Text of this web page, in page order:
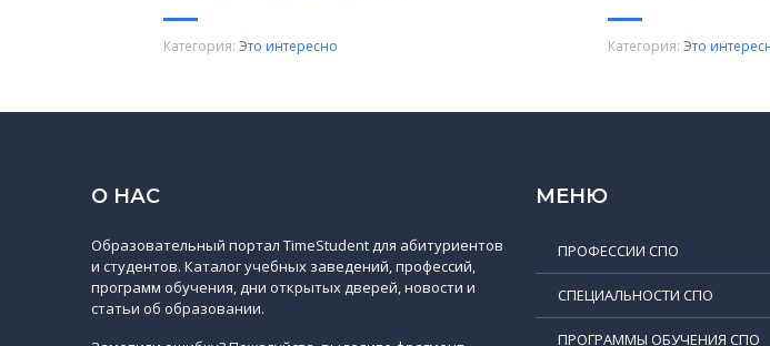
Категория: Это интересно Категория: Это
О НАС
Образовательный портал TimeStudent для абитуриентов
и студентов. Каталог учебных заведений, профессий,
программ обучения, дни открытых дверей, новости и
статьи об образовании.
МЕНЮ
ПРОФЕССИИ СПО
СПЕЦИАЛЬНОСТИ СПО
ПРОГРАММЫ ОБУЧЕНИЯ СПО